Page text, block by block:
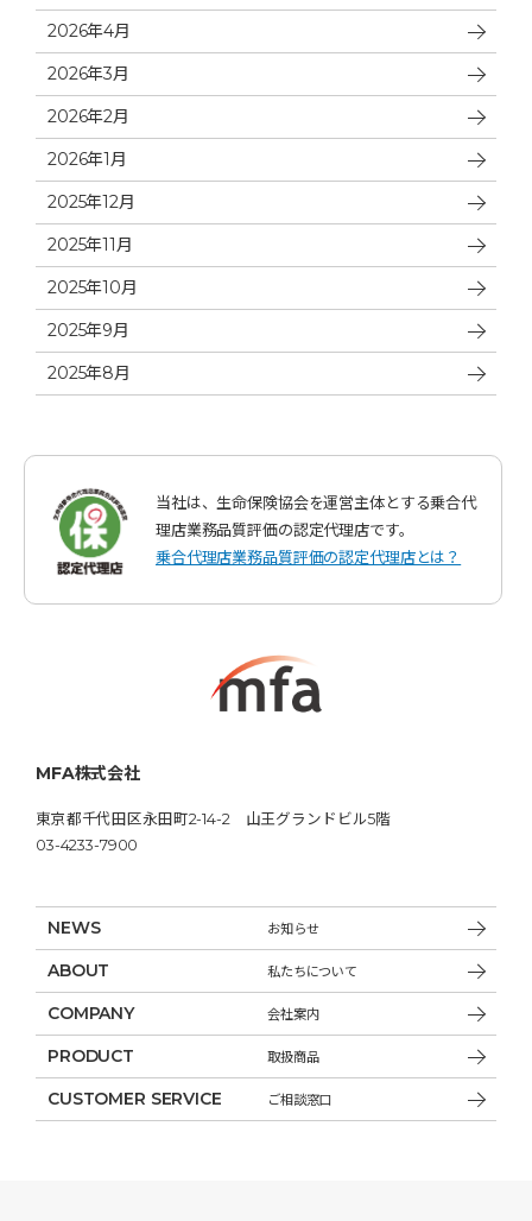
2026年4月
2026年3月
2026年2月
2026年1月
2025年12月
2025年11月
2025年10月
2025年9月
2025年8月
当社は、生命保険協会を運営主体とする乗合代
理店業務品質評価の認定代理店です。
乗合代理店業務品質評価の認定代理店とは？
MFA株式会社
東京都千代田区永田町2-14-2 山王グランドビル5階
03-4233-7900
NEWS お知らせ
ABOUT 私たちについて
COMPANY 会社案内
PRODUCT 取扱商品
CUSTOMER SERVICE ご相談窓口